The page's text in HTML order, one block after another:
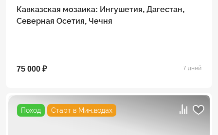
Кавказская мозаика: Ингушетия, Дагестан,
Северная Осетия, Чечня
75 000 ₽ 7 дней
Поход Старт в Мин.водах